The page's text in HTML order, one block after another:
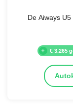
De Aiways
€ 3.265